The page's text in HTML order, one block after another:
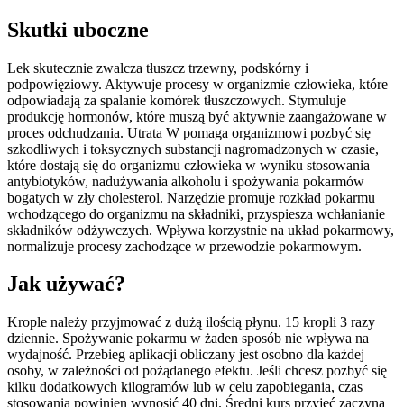
Skutki uboczne
Lek skutecznie zwalcza tłuszcz trzewny, podskórny i
podpowięziowy. Aktywuje procesy w organizmie człowieka, które
odpowiadają za spalanie komórek tłuszczowych. Stymuluje
produkcję hormonów, które muszą być aktywnie zaangażowane w
proces odchudzania. Utrata W pomaga organizmowi pozbyć się
szkodliwych i toksycznych substancji nagromadzonych w czasie,
które dostają się do organizmu człowieka w wyniku stosowania
antybiotyków, nadużywania alkoholu i spożywania pokarmów
bogatych w zły cholesterol. Narzędzie promuje rozkład pokarmu
wchodzącego do organizmu na składniki, przyspiesza wchłanianie
składników odżywczych. Wpływa korzystnie na układ pokarmowy,
normalizuje procesy zachodzące w przewodzie pokarmowym.
Jak używać?
Krople należy przyjmować z dużą ilością płynu. 15 kropli 3 razy
dziennie. Spożywanie pokarmu w żaden sposób nie wpływa na
wydajność. Przebieg aplikacji obliczany jest osobno dla każdej
osoby, w zależności od pożądanego efektu. Jeśli chcesz pozbyć się
kilku dodatkowych kilogramów lub w celu zapobiegania, czas
stosowania powinien wynosić 40 dni. Średni kurs przyjęć zaczyna